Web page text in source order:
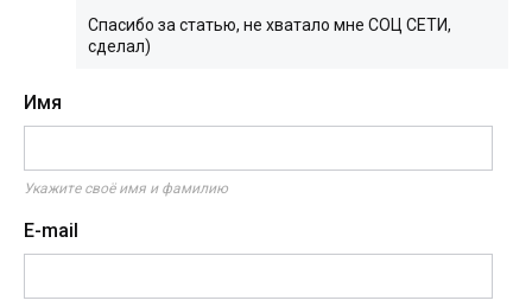
Спасибо за статью, не хватало мне СОЦ СЕТИ,
сделал)
Имя
Укажите своё имя и фамилию
E-mail